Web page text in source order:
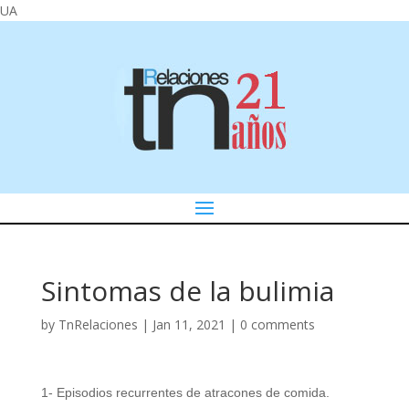
UA
Sintomas de la bulimia
by TnRelaciones | Jan 11, 2021 | 0 comments
1- Episodios recurrentes de atracones de comida.